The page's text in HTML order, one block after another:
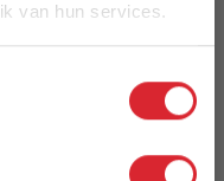
van hun services.